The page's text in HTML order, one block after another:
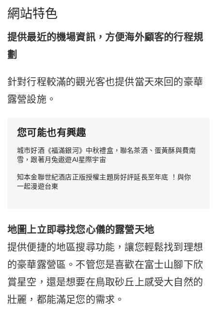
網站特色
提供最近的機場資訊，方便海外顧客的行程規
劃
針對行程較滿的觀光客也提供當天來回的豪華
露營設施。
您可能也有興趣
城市好酒《福滿銀河》中秋禮盒，聯名茶酒、蛋黃酥與費南
雪，跟著月兔遨遊AI星際宇宙
知本金聯世紀酒店正版授權主題房好評延長至年底 ！與你
一起漫遊台東
地圖上立即尋找您心儀的露營天地
提供便捷的地區搜尋功能，讓您輕鬆找到理想
的豪華露營區。不管您是喜歡在富士山腳下欣
賞星空，還是想要在鳥取砂丘上感受大自然的
壯麗，都能滿足您的需求。